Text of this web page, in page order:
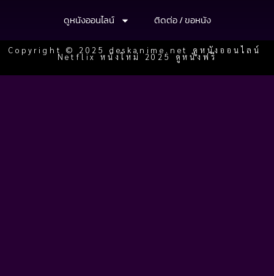
ดูหนังออนไลน์
ติดต่อ / ขอหนัง
Copyright © 2025 deskanime.net ดูหนังออนไลน์
Netflix หนังใหม่ 2025 ดูหนังฟรี